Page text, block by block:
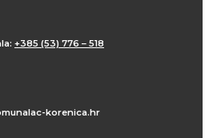
+385 (53) 776 – 518
korenica.hr